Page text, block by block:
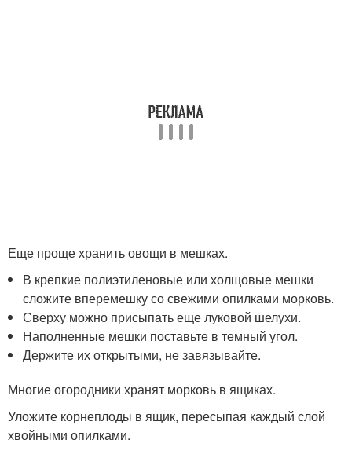
Еще проще хранить овощи в мешках.
В крепкие полиэтиленовые или холщовые мешки
сложите вперемешку со свежими опилками морковь.
Сверху можно присыпать еще луковой шелухи.
Наполненные мешки поставьте в темный угол.
Держите их открытыми, не завязывайте.
Многие огородники хранят морковь в ящиках.
Уложите корнеплоды в ящик, пересыпая каждый слой
хвойными опилками.